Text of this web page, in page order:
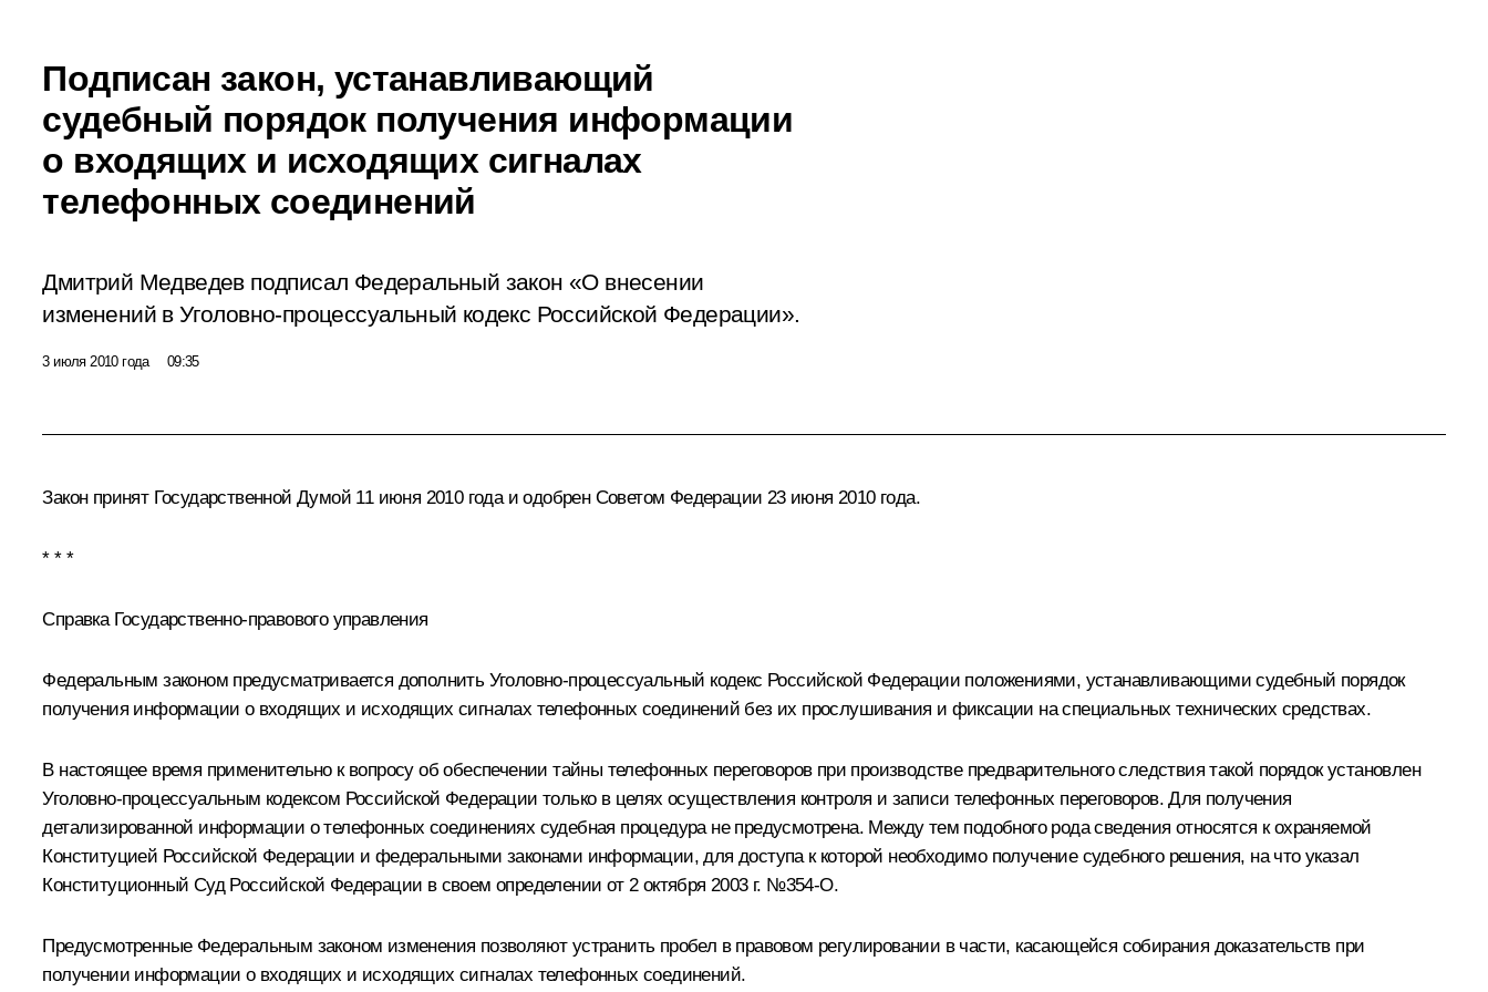
Подписан закон, устанавливающий
судебный порядок получения информации
о входящих и исходящих сигналах
телефонных соединений
Дмитрий Медведев подписал Федеральный закон «О внесении
изменений в Уголовно-процессуальный кодекс Российской Федерации».
3 июля 2010 года 09:35
Закон принят Государственной Думой 11 июня 2010 года и одобрен Советом Федерации 23 июня 2010 года.
* * *
Справка Государственно-правового управления
Федеральным законом предусматривается дополнить Уголовно-процессуальный кодекс Российской Федерации положениями, устанавливающими судебный порядок
получения информации о входящих и исходящих сигналах телефонных соединений без их прослушивания и фиксации на специальных технических средствах.
В настоящее время применительно к вопросу об обеспечении тайны телефонных переговоров при производстве предварительного следствия такой порядок установлен
Уголовно-процессуальным кодексом Российской Федерации только в целях осуществления контроля и записи телефонных переговоров. Для получения
детализированной информации о телефонных соединениях судебная процедура не предусмотрена. Между тем подобного рода сведения относятся к охраняемой
Конституцией Российской Федерации и федеральными законами информации, для доступа к которой необходимо получение судебного решения, на что указал
Конституционный Суд Российской Федерации в своем определении от 2 октября 2003 г. №354-О.
Предусмотренные Федеральным законом изменения позволяют устранить пробел в правовом регулировании в части, касающейся собирания доказательств при
получении информации о входящих и исходящих сигналах телефонных соединений.